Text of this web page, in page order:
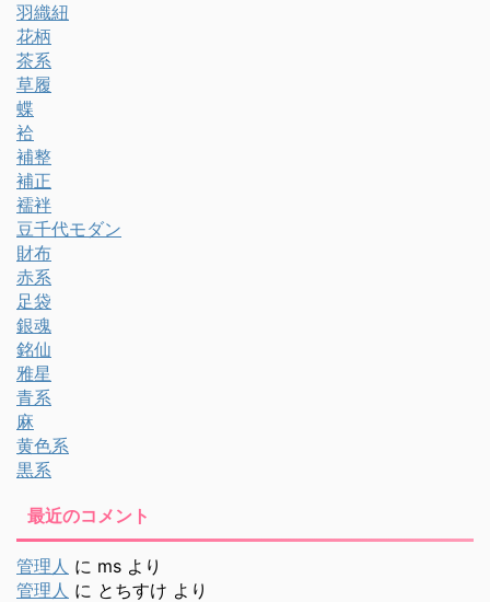
羽織紐
花柄
茶系
草履
蝶
袷
補整
補正
襦袢
豆千代モダン
財布
赤系
足袋
銀魂
銘仙
雅星
青系
麻
黄色系
黒系
最近のコメント
管理人 に ms より
管理人 に とちすけ より